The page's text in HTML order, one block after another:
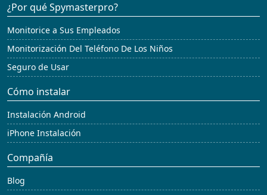
¿Por qué Spymasterpro?
Monitorice a Sus Empleados
Monitorización Del Teléfono De Los Niños
Seguro de Usar
Cómo instalar
Instalación Android
iPhone Instalación
Compañía
Blog